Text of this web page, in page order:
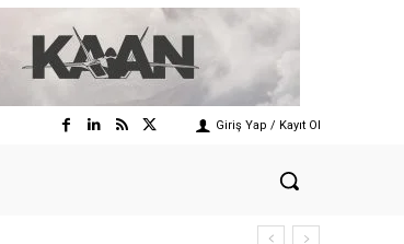
Giriş Yap / Kayıt Ol